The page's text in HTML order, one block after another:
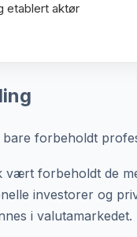
etablert aktør
forbeholdt
vært forbeholdt de
investorer og
i valutamarkedet.